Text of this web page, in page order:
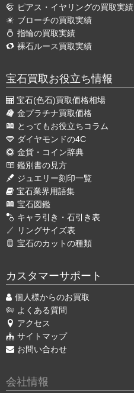
ピアス・イヤリングの買取実績
ブローチの買取実績
指輪の買取実績
裸石ルース買取実績
宝石買取お役立ち情報
宝石(色石)買取価格相場
金プラチナ買取価格
とってもお役立ちコラム
ダイヤモンドの4C
金貨・コイン辞典
鑑別書の見方
ジュエリー刻印一覧
宝石業界用語集
宝石図鑑
キャラ引き・石引き表
リングサイズ表
宝石のカットの種類
カスタマーサポート
個人様からのお買取
よくある質問
アクセス
サイトマップ
お問い合わせ
会社情報